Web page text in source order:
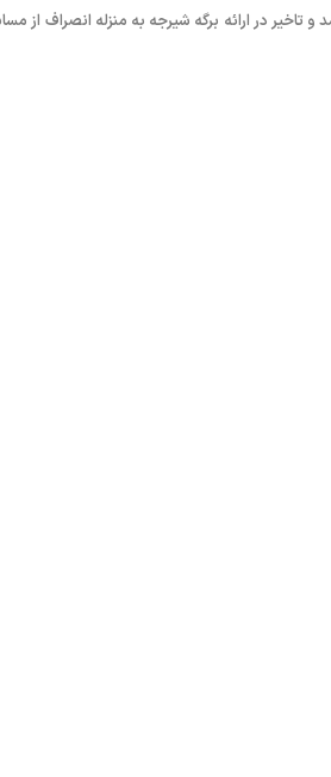
در ارائه برگه شیرجه به منزله انصراف از